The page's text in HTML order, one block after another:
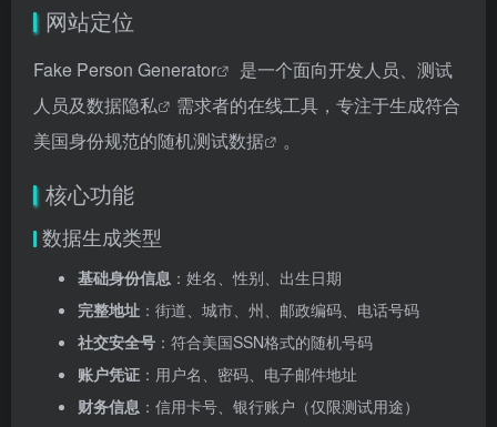
网站定位
Fake Person Generator
是一个面向开发人员、测试
人员及数据隐私
需求者的在线工具，专注于生成符合
美国身份规范的随机测试数据 。
核心功能
数据生成类型
基础身份信息 ：姓名、性别、出生日期
完整地址 ：街道、城市、州、邮政编码、电话号码
社交安全号 ：符合美国SSN格式的随机号码
账户凭证 ：用户名、密码、电子邮件地址
财务信息 ：信用卡号、银行账户（仅限测试用途）